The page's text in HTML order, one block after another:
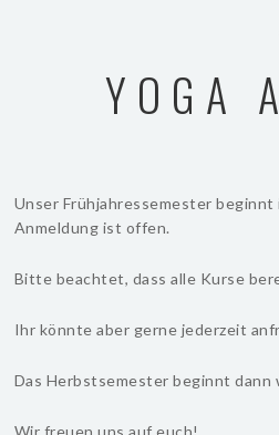
YOGA
Unser Frühjahressemester
Anmeldung ist offen.
Bitte beachtet, dass alle Kurse
Ihr könnte aber gerne jederzeit
Das Herbstsemester beginnt dann
Wir freuen uns auf euch!